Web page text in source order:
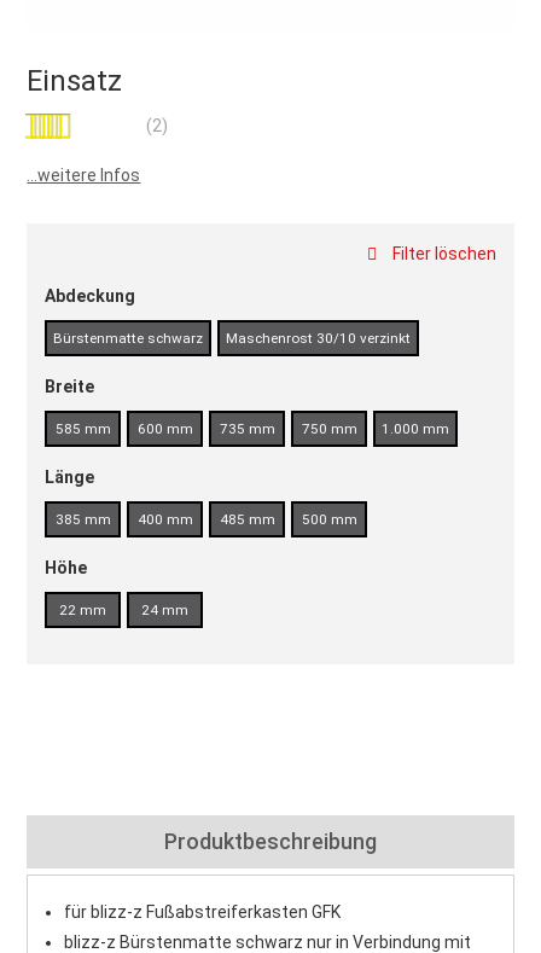
Einsatz
Bewertung: (2)
...weitere Infos
Filter löschen
Abdeckung
Bürstenmatte schwarz Maschenrost 30/10 verzinkt
Breite
585 mm 600 mm 735 mm 750 mm 1.000 mm
Länge
385 mm 400 mm 485 mm 500 mm
Höhe
22 mm 24 mm
Produktbeschreibung
für blizz-z Fußabstreiferkasten GFK
blizz-z Bürstenmatte schwarz nur in Verbindung mit